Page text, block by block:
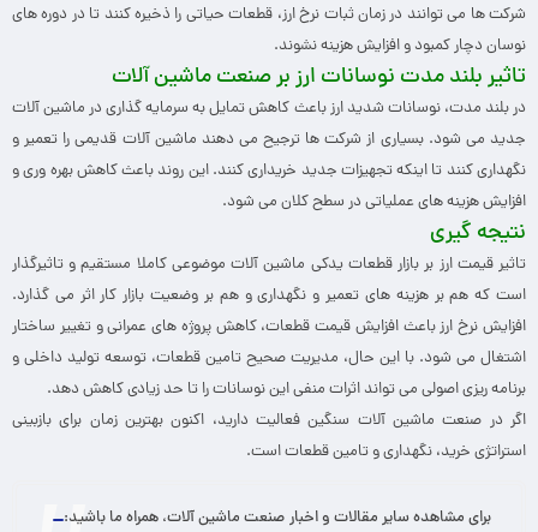
شرکت ها می توانند در زمان ثبات نرخ ارز، قطعات حیاتی را ذخیره کنند تا در دوره های
نوسان دچار کمبود و افزایش هزینه نشوند.
تاثیر بلند مدت نوسانات ارز بر صنعت ماشین آلات
در بلند مدت، نوسانات شدید ارز باعث کاهش تمایل به سرمایه گذاری در ماشین آلات
جدید می شود. بسیاری از شرکت ها ترجیح می دهند ماشین آلات قدیمی را تعمیر و
نگهداری کنند تا اینکه تجهیزات جدید خریداری کنند. این روند باعث کاهش بهره وری و
افزایش هزینه های عملیاتی در سطح کلان می شود.
نتیجه گیری
تاثیر قیمت ارز بر بازار قطعات یدکی ماشین آلات موضوعی کاملا مستقیم و تاثیرگذار
است که هم بر هزینه های تعمیر و نگهداری و هم بر وضعیت بازار کار اثر می گذارد.
افزایش نرخ ارز باعث افزایش قیمت قطعات، کاهش پروژه های عمرانی و تغییر ساختار
اشتغال می شود. با این حال، مدیریت صحیح تامین قطعات، توسعه تولید داخلی و
برنامه ریزی اصولی می تواند اثرات منفی این نوسانات را تا حد زیادی کاهش دهد.
اگر در صنعت ماشین آلات سنگین فعالیت دارید، اکنون بهترین زمان برای بازبینی
استراتژی خرید، نگهداری و تامین قطعات است.
برای مشاهده سایر مقالات و اخبار صنعت ماشین آلات، همراه ما باشید: